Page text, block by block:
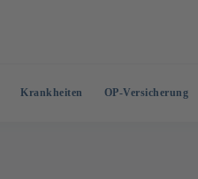
Krankheiten OP-Versicherung